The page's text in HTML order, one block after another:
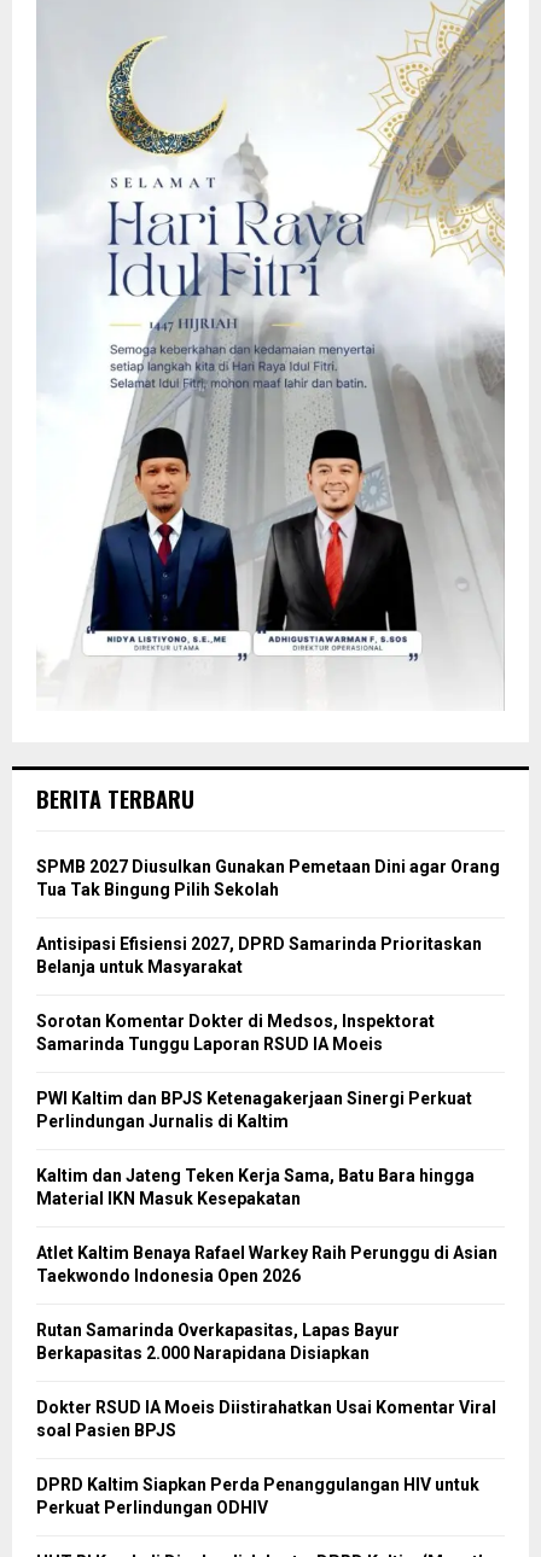
BERITA TERBARU
SPMB 2027 Diusulkan Gunakan Pemetaan Dini agar Orang
Tua Tak Bingung Pilih Sekolah
Antisipasi Efisiensi 2027, DPRD Samarinda Prioritaskan
Belanja untuk Masyarakat
Sorotan Komentar Dokter di Medsos, Inspektorat
Samarinda Tunggu Laporan RSUD IA Moeis
PWI Kaltim dan BPJS Ketenagakerjaan Sinergi Perkuat
Perlindungan Jurnalis di Kaltim
Kaltim dan Jateng Teken Kerja Sama, Batu Bara hingga
Material IKN Masuk Kesepakatan
Atlet Kaltim Benaya Rafael Warkey Raih Perunggu di Asian
Taekwondo Indonesia Open 2026
Rutan Samarinda Overkapasitas, Lapas Bayur
Berkapasitas 2.000 Narapidana Disiapkan
Dokter RSUD IA Moeis Diistirahatkan Usai Komentar Viral
soal Pasien BPJS
DPRD Kaltim Siapkan Perda Penanggulangan HIV untuk
Perkuat Perlindungan ODHIV